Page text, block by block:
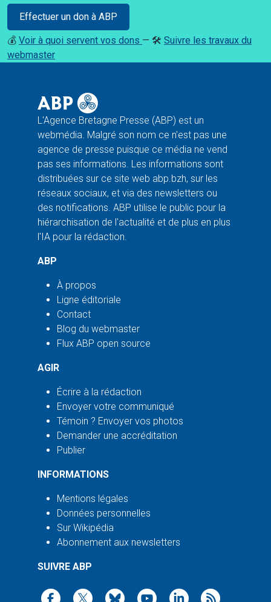
Effectuer un don à ABP
💰 Voir à quoi servent vos dons — 🛠️ Suivre les travaux du
webmaster
L'Agence Bretagne Presse (ABP) est un
webmédia. Malgré son nom ce n'est pas une
agence de presse puisque ce média ne vend
pas ses informations. Les informations sont
distribuées sur ce site web abp.bzh, sur les
réseaux sociaux, et via des newsletters ou
des notifications. ABP utilise le public pour la
hiérarchisation de l'actualité et de plus en plus
l'IA pour la rédaction.
ABP
À propos
Ligne éditoriale
Contact
Blog du webmaster
Flux ABP open source
AGIR
Écrire à la rédaction
Envoyer votre communiqué
Témoin ? Envoyer vos photos
Demander une accréditation
Publier
INFORMATIONS
Mentions légales
Données personnelles
Sur Wikipédia
Abonnement aux newsletters
SUIVRE ABP